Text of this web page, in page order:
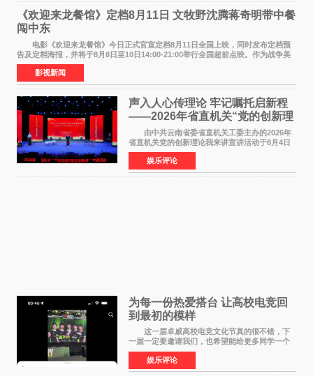
《欢迎来龙餐馆》定档8月11日 文牧野沈腾蒋奇明带中餐
闯中东
电影《欢迎来龙餐馆》今日正式官宣定档8月11日全国上映，同时发布定档预
告及定档海报，并将于8月8日至10日14:00-21:00举行全国超前点映。作为战争美
食大片，影片讲述的是中国厨师徐福（沈腾
影视新闻
声入人心传理论 牢记嘱托启新程
——2026年省直机关“党的创新理
论我来讲”宣讲活动圆满落幕
由中共云南省委省直机关工委主办的2026年
省直机关党的创新理论我来讲宣讲活动于8月4日
至5日在昆明举办。活动以 "牢记嘱托 感恩奋进
开创云南发展新局面 "为主题，坚持以新时代中国
特色社会主义
娱乐评论
为每一份热爱搭台 让高校电竞回
到最初的模样
这一届卓威高校电竞文化节真的很不错，下
一届一定要邀请我们，也希望能给更多同学一个
来到现场的机会。 2026卓威高校电竞文化节
已经落下帷幕，在活动结束后，仍有不少高校电
竞社负责人和现
娱乐评论